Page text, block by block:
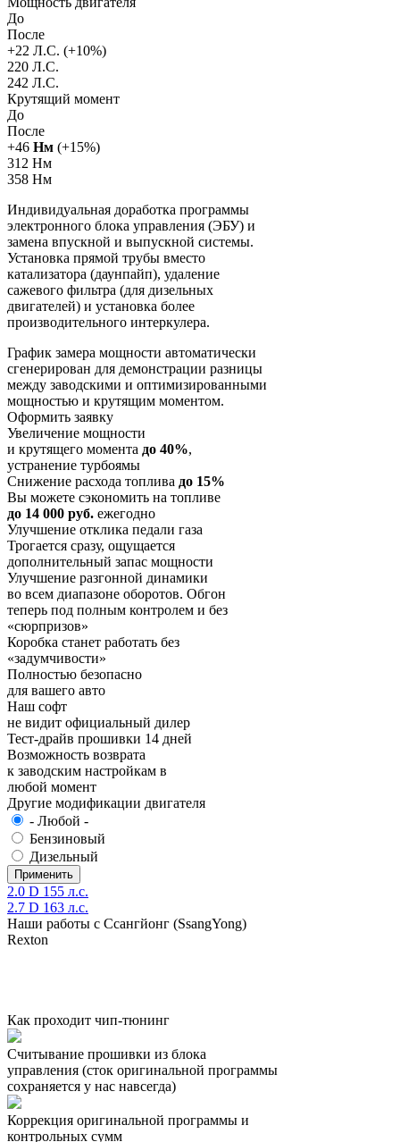
До
После
+22 Л.С. (+10%)
220 Л.С.
242 Л.С.
Крутящий момент
До
После
+46 Нм (+15%)
312 Нм
358 Нм
Индивидуальная доработка программы
электронного блока управления (ЭБУ) и
замена впускной и выпускной системы.
Установка прямой трубы вместо
катализатора (даунпайп), удаление
сажевого фильтра (для дизельных
двигателей) и установка более
производительного интеркулера.
График замера мощности автоматически
сгенерирован для демонстрации разницы
между заводскими и оптимизированными
мощностью и крутящим моментом.
Оформить заявку
Увеличение мощности
и крутящего момента до 40%,
устранение турбоямы
Снижение расхода топлива до 15%
Вы можете сэкономить на топливе
до 14 000 руб. ежегодно
Улучшение отклика педали газа
Трогается сразу, ощущается
дополнительный запас мощности
Улучшение разгонной динамики
во всем диапазоне оборотов. Обгон
теперь под полным контролем и без
«сюрпризов»
Коробка станет работать без
«задумчивости»
Полностью безопасно
для вашего авто
Наш софт
не видит официальный дилер
Тест-драйв прошивки 14 дней
Возможность возврата
к заводским настройкам в
любой момент
Другие модификации двигателя
- Любой -
Бензиновый
Дизельный
2.0 D 155 л.с.
2.7 D 163 л.с.
Наши работы с Ссангйонг (SsangYong)
Rexton
Как проходит чип-тюнинг
Считывание прошивки из блока
управления (сток оригинальной программы
сохраняется у нас навсегда)
Коррекция оригинальной программы и
контрольных сумм